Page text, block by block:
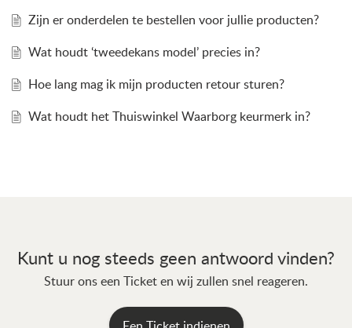
Zijn er onderdelen te bestellen voor jullie producten?
Wat houdt ‘tweedekans model’ precies in?
Hoe lang mag ik mijn producten retour sturen?
Wat houdt het Thuiswinkel Waarborg keurmerk in?
Kunt u nog steeds geen antwoord vinden?
Stuur ons een Ticket en wij zullen snel reageren.